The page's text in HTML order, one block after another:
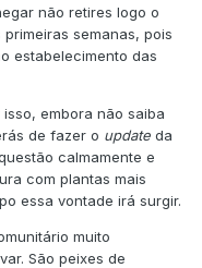
não retires logo o
semanas, pois
estabelecimento das
embora não saiba
de fazer o update da
calmamente e
com plantas mais
essa vontade irá surgir.
muito
São peixes de